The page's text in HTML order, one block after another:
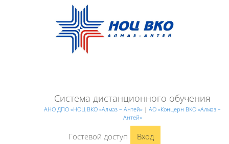
Перейти к основному содержанию
Система дистанционного обучения
АНО ДПО «НОЦ ВКО «Алмаз – Антей» | АО «Концерн ВКО «Алмаз –
Антей»
Гостевой доступ
Вход